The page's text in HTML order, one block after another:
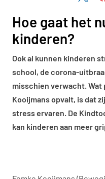
Hoe gaat het
kinderen?
Ook al kunnen kinderen
school, de corona-
misschien verwacht. Wat
Kooijmans opvalt, is dat
stress ervaren. De
kan kinderen aan meer